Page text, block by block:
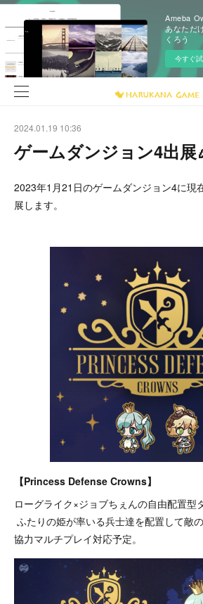
Ameba
あなただ
くろう
今すぐ
2024.01.19 10:36
ゲームダンジョン4出展
2023年1月21日のゲームダンジョン4に現
展します。
【Princess Defense Crowns】
ローグライク×ジョブちぇんの自由配置型
ふたりの姫が率いる兵士達を配置して敵
協力マルチプレイ対応予定。